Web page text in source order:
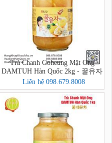
Trà Chanh Goheung Mật Ong
DAMTUH Hàn Quốc 2kg - 꿀유자
차
Liên hệ 098.679.8008